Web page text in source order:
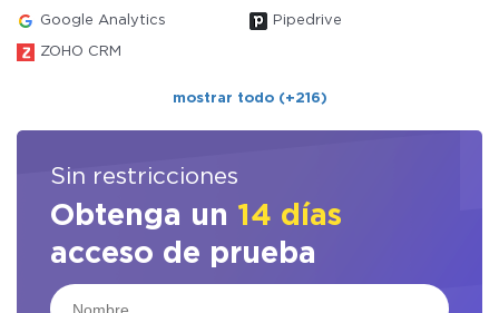
Google Analytics Pipedrive
ZOHO CRM
mostrar todo (+216)
Sin restricciones
Obtenga un 14 días
acceso de prueba